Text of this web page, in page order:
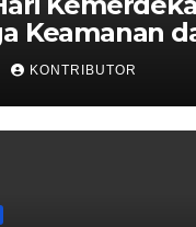
Keamanan
KONTRIBUTOR